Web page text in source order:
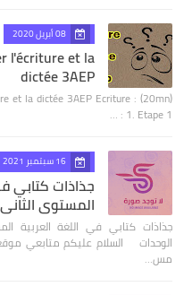
08 أبريل 2020
l'écriture et la
dictée 3AEP
et la dictée 3AEP Ecriture : (20mn)
1. Etape 1 : …
16 سبتمبر 2021
جذاذات كتابي
المستوى
جذاذات كتابي في اللغة العربية
الوحدات السلام عليكم متابعي
مس…